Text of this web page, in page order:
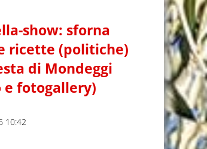
show: sforna
ricette (politiche)
di Mondeggi
e fotogallery)
10:42